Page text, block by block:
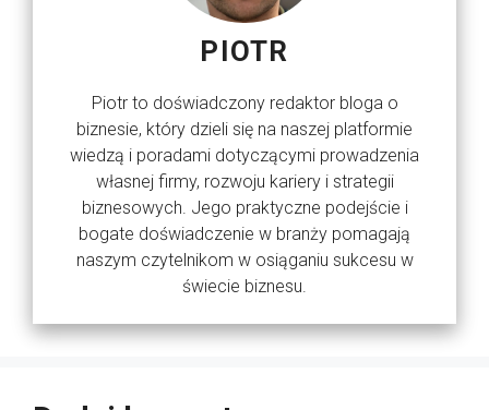
PIOTR
Piotr to doświadczony redaktor bloga o
biznesie, który dzieli się na naszej platformie
wiedzą i poradami dotyczącymi prowadzenia
własnej firmy, rozwoju kariery i strategii
biznesowych. Jego praktyczne podejście i
bogate doświadczenie w branży pomagają
naszym czytelnikom w osiąganiu sukcesu w
świecie biznesu.